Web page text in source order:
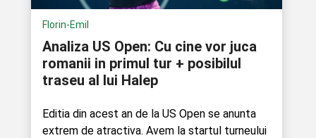
Florin-Emil
Analiza US Open: Cu cine vor juca
romanii in primul tur + posibilul
traseu al lui Halep
Editia din acest an de la US Open se anunta
extrem de atractiva. Avem la startul turneului